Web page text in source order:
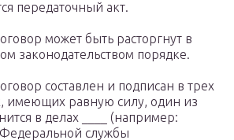
передаточный акт.
может быть расторгнут в
законодательством порядке.
составлен и подписан в трех
имеющих равную силу, один из
в делах ____ (например:
службы